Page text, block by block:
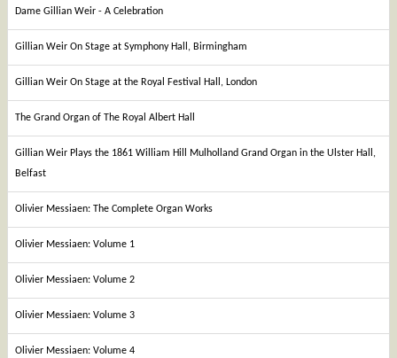
Dame Gillian Weir - A Celebration
Gillian Weir On Stage at Symphony Hall, Birmingham
Gillian Weir On Stage at the Royal Festival Hall, London
The Grand Organ of The Royal Albert Hall
Gillian Weir Plays the 1861 William Hill Mulholland Grand Organ in the Ulster Hall,
Belfast
Olivier Messiaen: The Complete Organ Works
Olivier Messiaen: Volume 1
Olivier Messiaen: Volume 2
Olivier Messiaen: Volume 3
Olivier Messiaen: Volume 4